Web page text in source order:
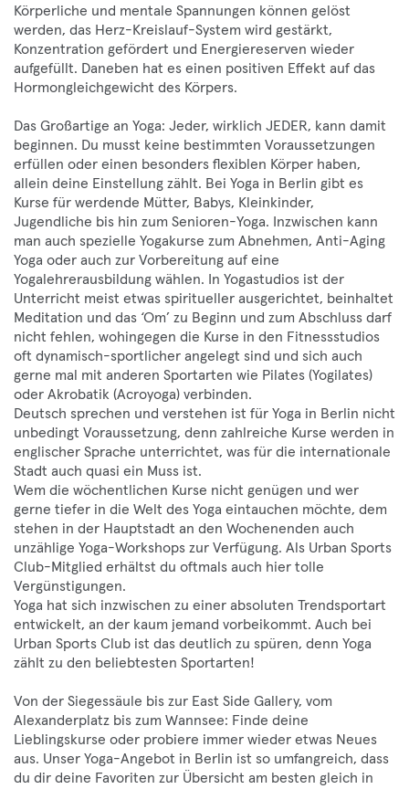
Körperliche und mentale Spannungen können gelöst
werden, das Herz-Kreislauf-System wird gestärkt,
Konzentration gefördert und Energiereserven wieder
aufgefüllt. Daneben hat es einen positiven Effekt auf das
Hormongleichgewicht des Körpers.
Das Großartige an Yoga: Jeder, wirklich JEDER, kann damit
beginnen. Du musst keine bestimmten Voraussetzungen
erfüllen oder einen besonders flexiblen Körper haben,
allein deine Einstellung zählt. Bei Yoga in Berlin gibt es
Kurse für werdende Mütter, Babys, Kleinkinder,
Jugendliche bis hin zum Senioren-Yoga. Inzwischen kann
man auch spezielle Yogakurse zum Abnehmen, Anti-Aging
Yoga oder auch zur Vorbereitung auf eine
Yogalehrerausbildung wählen. In Yogastudios ist der
Unterricht meist etwas spiritueller ausgerichtet, beinhaltet
Meditation und das ‘Om’ zu Beginn und zum Abschluss darf
nicht fehlen, wohingegen die Kurse in den Fitnessstudios
oft dynamisch-sportlicher angelegt sind und sich auch
gerne mal mit anderen Sportarten wie Pilates (Yogilates)
oder Akrobatik (Acroyoga) verbinden.
Deutsch sprechen und verstehen ist für Yoga in Berlin nicht
unbedingt Voraussetzung, denn zahlreiche Kurse werden in
englischer Sprache unterrichtet, was für die internationale
Stadt auch quasi ein Muss ist.
Wem die wöchentlichen Kurse nicht genügen und wer
gerne tiefer in die Welt des Yoga eintauchen möchte, dem
stehen in der Hauptstadt an den Wochenenden auch
unzählige Yoga-Workshops zur Verfügung. Als Urban Sports
Club-Mitglied erhältst du oftmals auch hier tolle
Vergünstigungen.
Yoga hat sich inzwischen zu einer absoluten Trendsportart
entwickelt, an der kaum jemand vorbeikommt. Auch bei
Urban Sports Club ist das deutlich zu spüren, denn Yoga
zählt zu den beliebtesten Sportarten!
Von der Siegessäule bis zur East Side Gallery, vom
Alexanderplatz bis zum Wannsee: Finde deine
Lieblingskurse oder probiere immer wieder etwas Neues
aus. Unser Yoga-Angebot in Berlin ist so umfangreich, dass
du dir deine Favoriten zur Übersicht am besten gleich in